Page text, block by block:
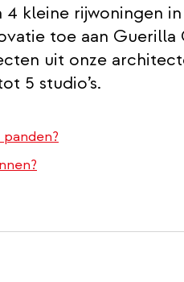
4 kleine rijwoningen
toe aan
uit onze
5 studio’s.